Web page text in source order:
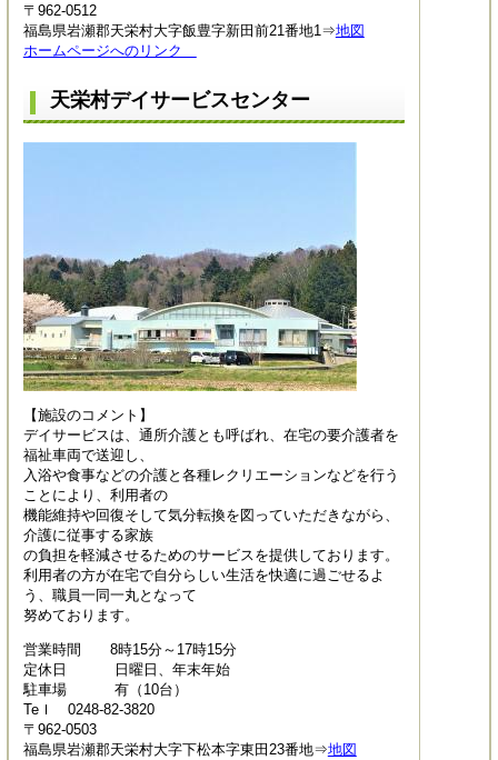
〒962-0512
福島県岩瀬郡天栄村大字飯豊字新田前21番地1⇒地図
ホームページへのリンク
天栄村デイサービスセンター
【施設のコメント】
デイサービスは、通所介護とも呼ばれ、在宅の要介護者を
福祉車両で送迎し、
入浴や食事などの介護と各種レクリエーションなどを行う
ことにより、利用者の
機能維持や回復そして気分転換を図っていただきながら、
介護に従事する家族
の負担を軽減させるためのサービスを提供しております。
利用者の方が在宅で自分らしい生活を快適に過ごせるよ
う、職員一同一丸となって
努めております。
営業時間 8時15分～17時15分
定休日 日曜日、年末年始
駐車場 有（10台）
Teｌ 0248-82-3820
〒962-0503
福島県岩瀬郡天栄村大字下松本字東田23番地⇒地図